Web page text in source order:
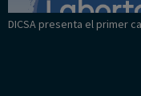
DICSA presenta el primer